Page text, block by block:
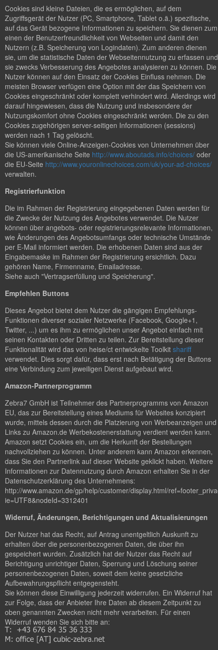
Cookies sind kleine Dateien, die es ermöglichen, auf dem
Zugriffsgerät der Nutzer (PC, Smartphone, Tablet o.ä.) spezifische,
auf das Gerät bezogene Informationen zu speichern. Sie dienen zum
einen der Benutzerfreundlichkeit von Webseiten und damit den
Nutzern (z.B. Speicherung von Logindaten). Zum anderen dienen
sie, um die statistische Daten der Webseitennutzung zu erfassen und
sie zwecks Verbesserung des Angebotes analysieren zu können. Die
Nutzer können auf den Einsatz der Cookies Einfluss nehmen. Die
meisten Browser verfügen eine Option mit der das Speichern von
Cookies eingeschränkt oder komplett verhindert wird. Allerdings wird
darauf hingewiesen, dass die Nutzung und insbesondere der
Nutzungskomfort ohne Cookies eingeschränkt werden. Die zu den
Cookies zugehörigen server-seitigen Informationen (sessions)
werden nach 1 Tag gelöscht.
Sie können viele Online-Anzeigen-Cookies von Unternehmen über
die US-amerikanische Seite http://www.aboutads.info/choices/ oder
die EU-Seite http://www.youronlinechoices.com/uk/your-ad-choices/
verwalten.
Registrierfunktion
Die im Rahmen der Registrierung eingegebenen Daten werden für
die Zwecke der Nutzung des Angebotes verwendet. Die Nutzer
können über angebots- oder registrierungsrelevante Informationen,
wie Änderungen des Angebotsumfangs oder technische Umstände
per E-Mail informiert werden. Die erhobenen Daten sind aus der
Eingabemaske im Rahmen der Registrierung ersichtlich. Dazu
gehören Name, Firmenname, Emailadresse.
Siehe auch "Vertragserfüllung und Speicherung".
Empfehlen Buttons
Dieses Angebot bietet dem Nutzer die gängigen Empfehlungs-
Funktionen diverser sozialer Netzwerke (Facebook, Google+1,
Twitter, ...) um es ihm zu ermöglichen unser Angebot einfach mit
seinen Kontakten oder Dritten zu teilen. Zur Bereitstellung dieser
Funktionalität wird das von heise/ct entwickelte Toolkit shariff
verwendet. Dies sorgt dafür, dass erst nach Betätigung der Buttons
eine Verbindung zum jeweiligen Dienst aufgebaut wird.
Amazon-Partnerprogramm
Zebra7 GmbH ist Teilnehmer des Partnerprogramms von Amazon
EU, das zur Bereitstellung eines Mediums für Websites konzipiert
wurde, mittels dessen durch die Platzierung von Werbeanzeigen und
Links zu Amazon.de Werbekostenerstattung verdient werden kann.
Amazon setzt Cookies ein, um die Herkunft der Bestellungen
nachvollziehen zu können. Unter anderem kann Amazon erkennen,
dass Sie den Partnerlink auf dieser Website geklickt haben. Weitere
Informationen zur Datennutzung durch Amazon erhalten Sie in der
Datenschutzerklärung des Unternehmens:
http://www.amazon.de/gp/help/customer/display.html/
ie=UTF8&nodeId=3312401
Widerruf, Änderungen, Berichtigungen und Aktualisierungen
Der Nutzer hat das Recht, auf Antrag unentgeltlich Auskunft zu
erhalten über die personenbezogenen Daten, die über ihn
gespeichert wurden. Zusätzlich hat der Nutzer das Recht auf
Berichtigung unrichtiger Daten, Sperrung und Löschung seiner
personenbezogenen Daten, soweit dem keine gesetzliche
Aufbewahrungspflicht entgegensteht.
Sie können diese Einwilligung jederzeit widerrufen. Ein Widerruf hat
zur Folge, dass der Anbieter Ihre Daten ab diesem Zeitpunkt zu
oben genannten Zwecken nicht mehr verarbeiten. Für einen
Widerruf wenden Sie sich bitte an: